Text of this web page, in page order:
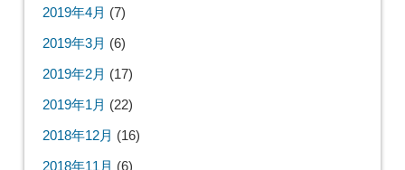
2019年4月 (7)
2019年3月 (6)
2019年2月 (17)
2019年1月 (22)
2018年12月 (16)
2018年11月 (6)